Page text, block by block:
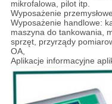
mikrofalowa, pilot itp.
Wyposażenie
Wyposażenie handlowe:
maszyna do tankowania,
sprzęt, przyrządy
OA,
Aplikacje informacyjne